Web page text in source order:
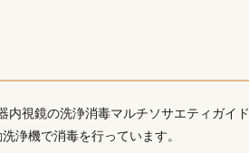
内視鏡の洗浄消毒マルチソサエティガイド
浄機で消毒を行っています。